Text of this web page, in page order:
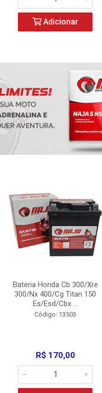
Adicionar
Bateria Honda Cb 300/Xre
300/Nx 400/Cg Titan 150
Es/Esd/Cbx ...
Código: 13503
R$ 170,00